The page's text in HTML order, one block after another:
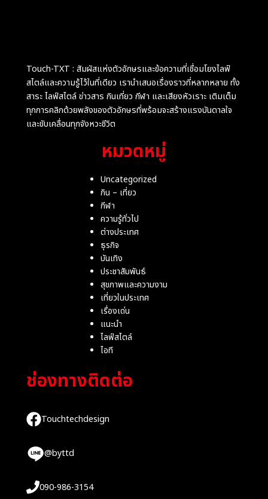
Touch-TXT : สัมผัสแห่งตัวอักษรและข้อความที่เชื่อมโยงไลฟ์
สไตล์และความรู้ไว้ในที่เดียว เรานำเสนอเรื่องราวที่หลากหลาย ทั้ง
สาระ ไลฟ์สไตล์ ข่าวสาร กินเที่ยว กีฬา และเสียงหัวเราะ เติมเต็ม
ทุกการคลิกด้วยพลังของตัวอักษรที่พร้อมจะสร้างแรงบันดาลใจ
และขับเคลื่อนทุกจังหวะชีวิต
หมวดหมู่
Uncategorized
กิน – เที่ยว
กีฬา
ความรู้ทั่วไป
ต่างประเทศ
ธุรกิจ
บันเทิง
ประชาสัมพันธ์
สุขภาพและความงาม
เที่ยวในประเทศ
เรื่องเด่น
แนะนำ
ไลฟ์สไตล์
ไอที
ช่องทางติดต่อ
Touchtechdesign
@byttd
090-986-3154